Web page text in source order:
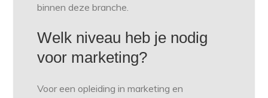
binnen deze branche.
Welk niveau heb je nodig
voor marketing?
Voor een opleiding in marketing en